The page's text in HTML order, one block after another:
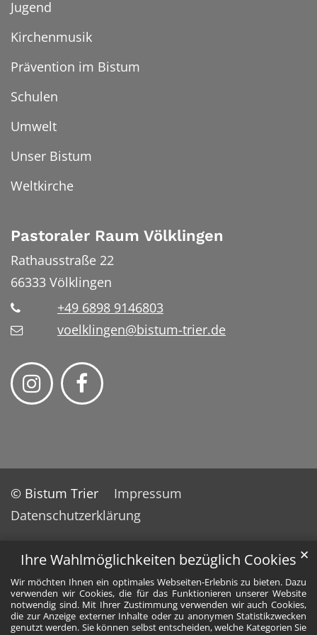
Ihre Wahlmöglichkeiten bezüglich Cookies
Wir möchten Ihnen ein optimales Webseiten-Erlebnis zu bieten. Dazu
verwenden wir Cookies, die für das Funktionieren unserer Website
notwendig sind. Mit Ihrer Zustimmung verwenden wir auch Cookies,
die zur Anzeige externer Inhalte oder zu anonymen Statistikzwecken
genutzt werden. Sie können selbst entscheiden, welche Kategorien Sie
✕
Jugend
Kirchenmusik
Prävention im Bistum
Schulen
Umwelt
Unser Bistum
Weltkirche
Pastoraler Raum Völklingen
Rathausstraße 22
66333 Völklingen
+49 6898 9146803
voelklingen@bistum-trier.de
© Bistum Trier
Impressum
Datenschutzerklärung